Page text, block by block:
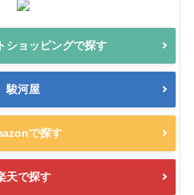
ショッピングで探す
駿河屋
で探す
天で探す